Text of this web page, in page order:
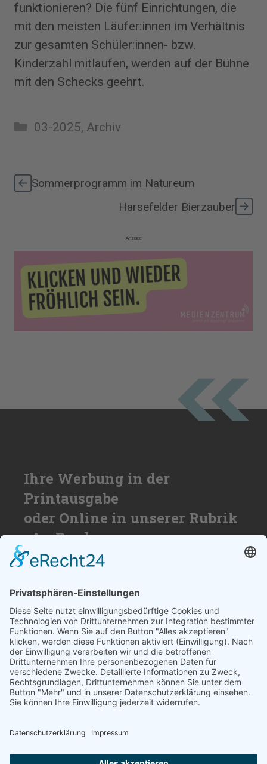
funktionieren? Die fünf Einrichtungen, die
mit den meisten Läufer:innen im Verhältnis
zur gesamten Schüler:innen- bzw.
Kinderzahl mitlaufen, werden auf der Bühne
mit den Schecks geehrt.
Kategorien
03-2025, Archiv
Sommerprogramm im Natureum
Harsefelder Bierzauber
Anzeige
Ihre Werbung in der
Printausgabe
oder Online in unserer Rubrik
»An Bord«
Nutzen Sie die Reichweite von über
50.000 Haushalten für Ihren Erfolg. Wir
beraten Sie gerne und erstellen ihnen ein
individuelles Angebot.
SCHREIBEN SIE UNS
© 2026medienzentrum-stade.de
Barrierefreiheitserklärung Impressum